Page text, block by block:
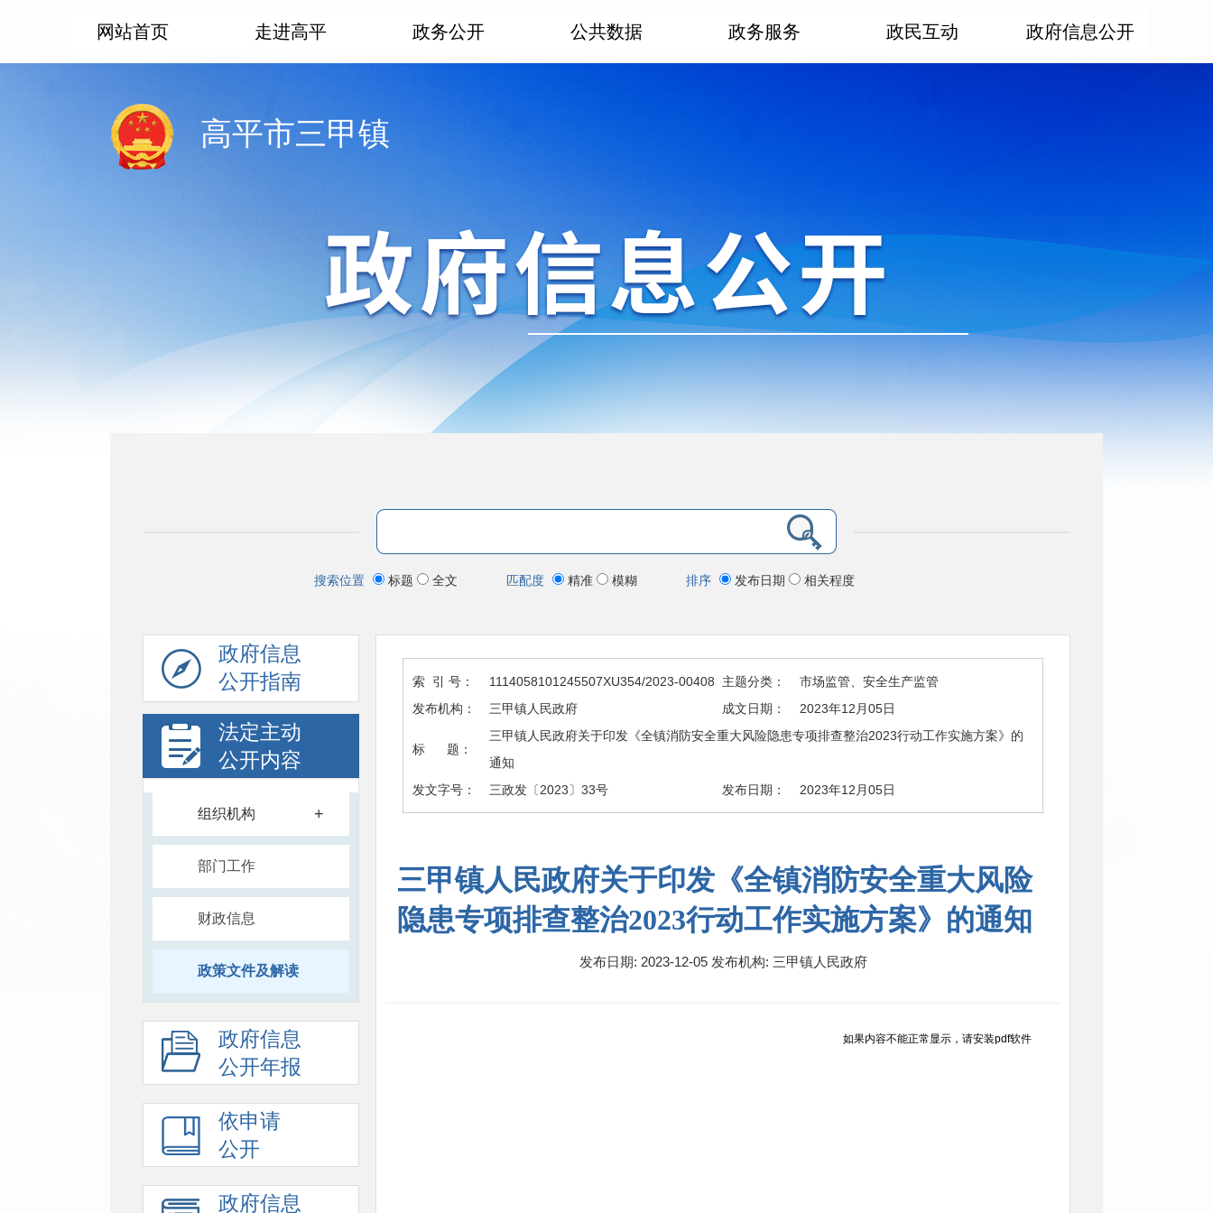
网站首页 走进高平 政务公开 公共数据 政务服务 政民互动 政府信息公开
高平市三甲镇
搜索位置 标题 全文 匹配度 精准 模糊 排序 发布日期 相关程度
政府信息
公开指南
法定主动
公开内容
组织机构 +
部门工作
财政信息
政策文件及解读
政府信息
公开年报
依申请
公开
政府信息
索 引 号： 1114058101245507XU354/2023-00408 主题分类：
市场监管、安全生产监管
发布机构：
三甲镇人民政府 成文日期： 2023年12月05日
标 题：
三甲镇人民政府关于印发《全镇消防安全重大风险隐患专项排查整治2023行动工作实施方案》的
通知
发文字号：
三政发〔2023〕33号 发布日期： 2023年12月05日
三甲镇人民政府关于印发《全镇消防安全重大风险
隐患专项排查整治2023行动工作实施方案》的通知
发布日期: 2023-12-05 发布机构: 三甲镇人民政府
如果内容不能正常显示，请安装pdf软件